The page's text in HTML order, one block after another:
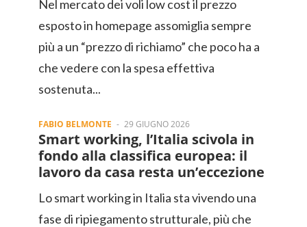
Nel mercato dei voli low cost il prezzo
esposto in homepage assomiglia sempre
più a un “prezzo di richiamo” che poco ha a
che vedere con la spesa effettiva
sostenuta...
FABIO BELMONTE - 29 GIUGNO 2026
Smart working, l’Italia scivola in
fondo alla classifica europea: il
lavoro da casa resta un’eccezione
Lo smart working in Italia sta vivendo una
fase di ripiegamento strutturale, più che